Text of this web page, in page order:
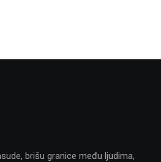
brišu granice među ljudima,